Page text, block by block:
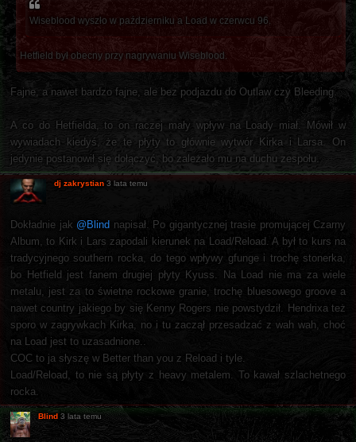
Wiseblood wyszło w październiku a Load w czerwcu 96.
Hetfield był obecny przy nagrywaniu Wiseblood.
Fajne, a nawet bardzo fajne, ale bez podjazdu do Outlaw czy Bleeding.
A co do Hetfielda, to on raczej mały wpływ na Loady miał. Mówił w
wywiadach kiedyś, że te płyty to głównie wytwór Kirka i Larsa. On
jedynie postanowił się dołączyć, bo zależało mu na duchu zespołu.
dj zakrystian 3 lata temu
Dokładnie jak @Blind napisał. Po gigantycznej trasie promującej Czarny
Album, to Kirk i Lars zapodali kierunek na Load/Reload. A był to kurs na
tradycyjnego southern rocka, do tego wpływy gfunge i trochę stonerka,
bo Hetfield jest fanem drugiej płyty Kyuss. Na Load nie ma za wiele
metalu, jest za to świetne rockowe granie, trochę bluesowego groove a
nawet country jakiego by się Kenny Rogers nie powstydził. Hendrixa też
sporo w zagrywkach Kirka, no i tu zaczął przesadzać z wah wah, choć
na Load jest to uzasadnione..
COC to ja słyszę w Better than you z Reload i tyle.
Load/Reload, to nie są płyty z heavy metalem. To kawał szlachetnego
rocka.
Blind 3 lata temu